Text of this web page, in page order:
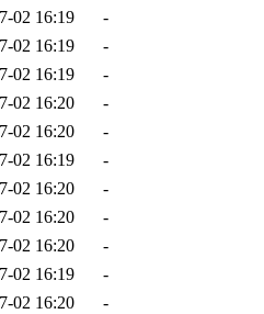
02 16:19
-
02 16:19
-
02 16:19
-
02 16:20
-
02 16:20
-
02 16:19
-
02 16:20
-
02 16:20
-
02 16:20
-
02 16:19
-
02 16:20
-